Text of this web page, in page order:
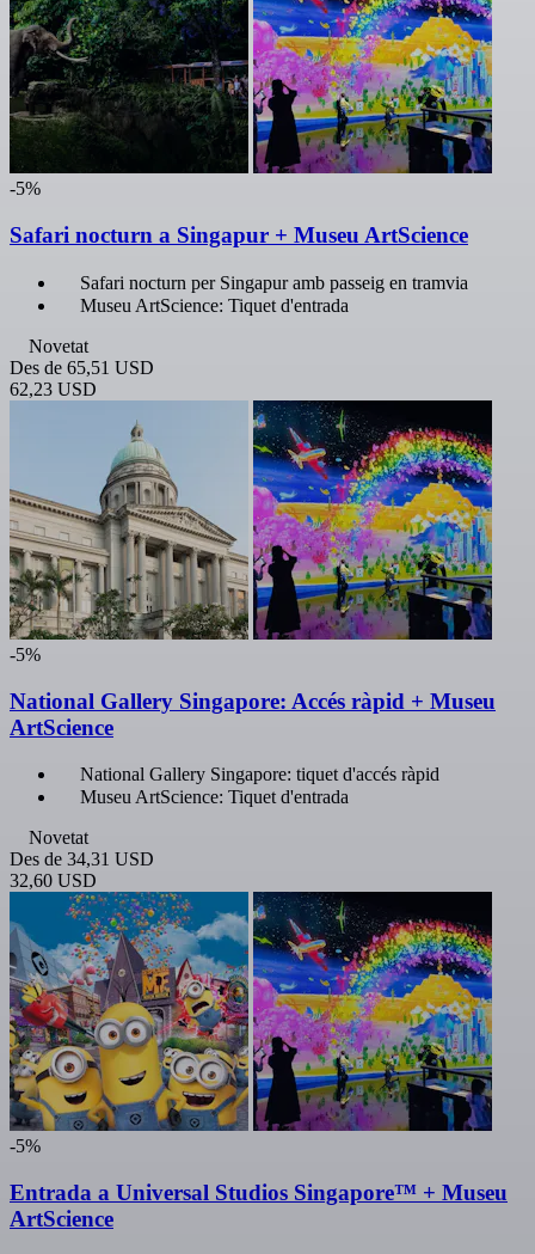
-5%
Safari nocturn a Singapur + Museu ArtScience
Safari nocturn per Singapur amb passeig en tramvia
Museu ArtScience: Tiquet d'entrada
Novetat
Des de 65,51 USD
62,23 USD
-5%
National Gallery Singapore: Accés ràpid + Museu
ArtScience
National Gallery Singapore: tiquet d'accés ràpid
Museu ArtScience: Tiquet d'entrada
Novetat
Des de 34,31 USD
32,60 USD
-5%
Entrada a Universal Studios Singapore™ + Museu
ArtScience